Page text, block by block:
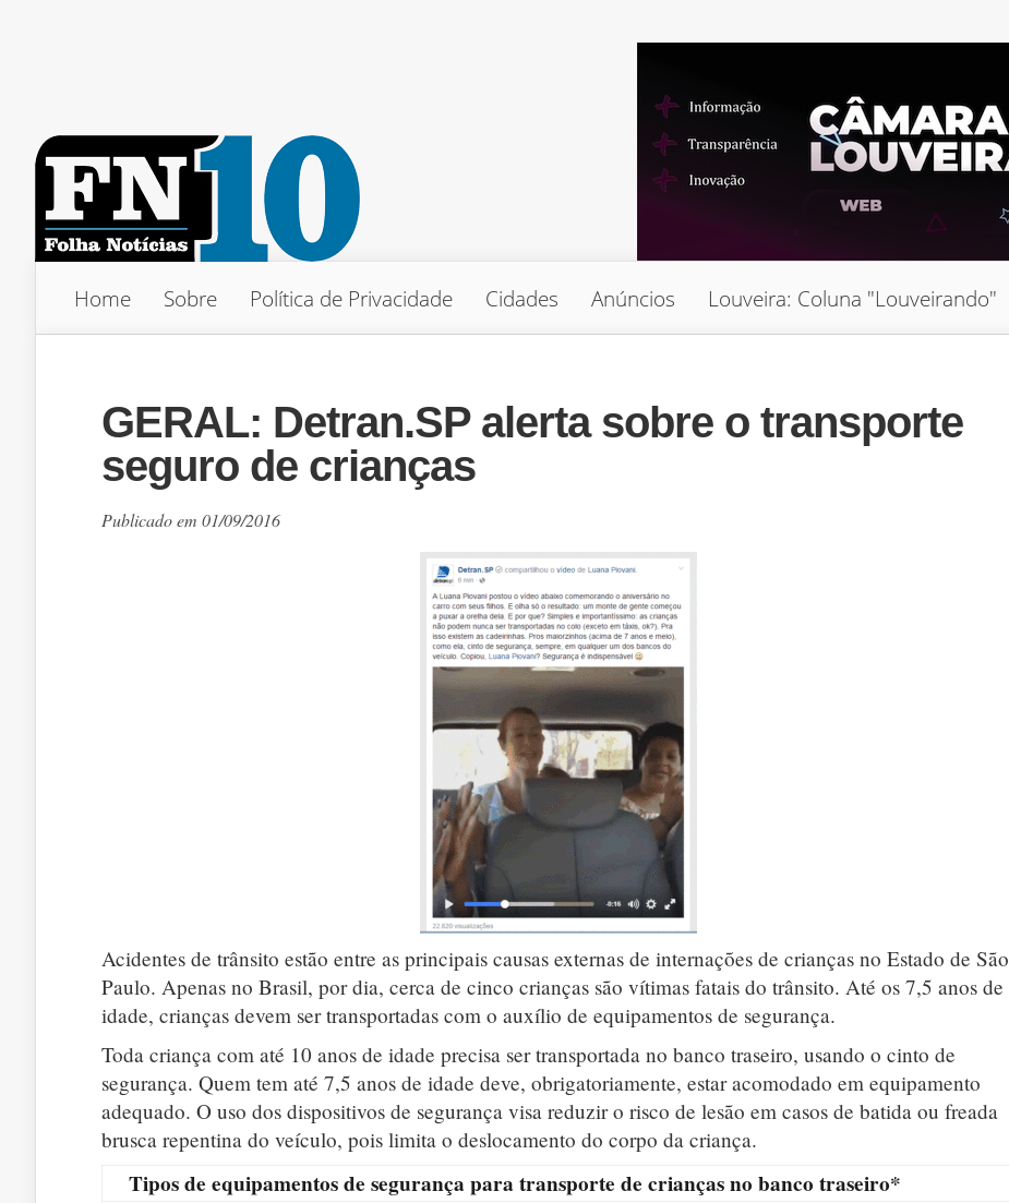
Home Sobre Política de Privacidade Cidades Anúncios Louveira: Coluna "Louveirando"
GERAL: Detran.SP alerta sobre o transporte
seguro de crianças
Publicado em 01/09/2016
Acidentes de trânsito estão entre as principais causas externas de internações de crianças no Estado de São
Paulo. Apenas no Brasil, por dia, cerca de cinco crianças são vítimas fatais do trânsito. Até os 7,5 anos de
idade, crianças devem ser transportadas com o auxílio de equipamentos de segurança.
Toda criança com até 10 anos de idade precisa ser transportada no banco traseiro, usando o cinto de
segurança. Quem tem até 7,5 anos de idade deve, obrigatoriamente, estar acomodado em equipamento
adequado. O uso dos dispositivos de segurança visa reduzir o risco de lesão em casos de batida ou freada
brusca repentina do veículo, pois limita o deslocamento do corpo da criança.
Tipos de equipamentos de segurança para transporte de crianças no banco traseiro*